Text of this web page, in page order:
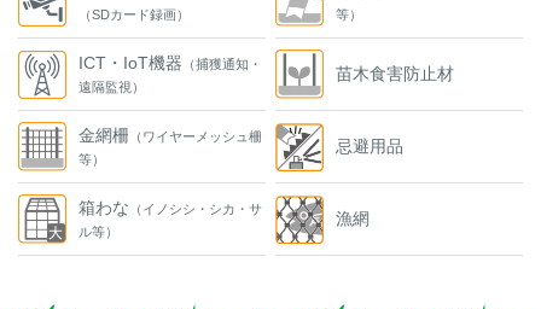
（SDカード録画）
ICT・IoT機器 （捕獲通知・
遠隔監視）
金網柵 （ワイヤーメッシュ柵
等）
箱わな （イノシシ・シカ・サ
ル等）
等）
苗木食害防止材
忌避用品
漁網